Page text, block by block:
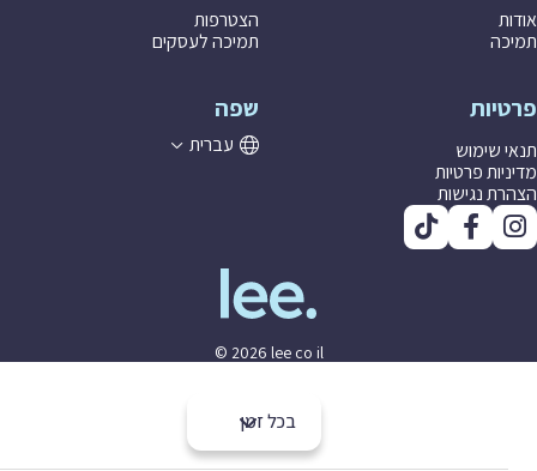
בכל זמן
הצטרפות
תמיכה לעסקים
שימוש
פרטיות
נגישות
שפה
עברית
© 2026 lee co il